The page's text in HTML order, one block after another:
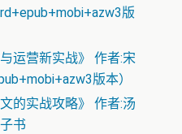
版
运营新实战》 作者:宋
版本）
的实战攻略》 作者:汤
书